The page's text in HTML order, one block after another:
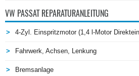
VW PASSAT REPARATURANLEITUNG
4-Zyl. Einspritzmotor (1,4 l-Motor
Fahrwerk, Achsen, Lenkung
Bremsanlage